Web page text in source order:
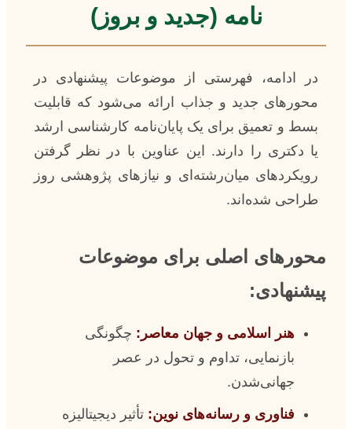
نامه (جدید و بروز)
در ادامه، فهرستی از موضوعات پیشنهادی در
محورهای جدید و جذاب ارائه می‌شود که قابلیت
بسط و تعمیق برای یک پایان‌نامه کارشناسی ارشد
یا دکتری را دارند. این عناوین با در نظر گرفتن
رویکردهای میان‌رشته‌ای و نیازهای پژوهشی روز
طراحی شده‌اند.
محورهای اصلی برای موضوعات
پیشنهادی:
هنر اسلامی و جهان معاصر: چگونگی
بازنمایی، تداوم و تحول در عصر
جهانی‌شدن.
فناوری و رسانه‌های نوین: تأثیر دیجیتالیزه